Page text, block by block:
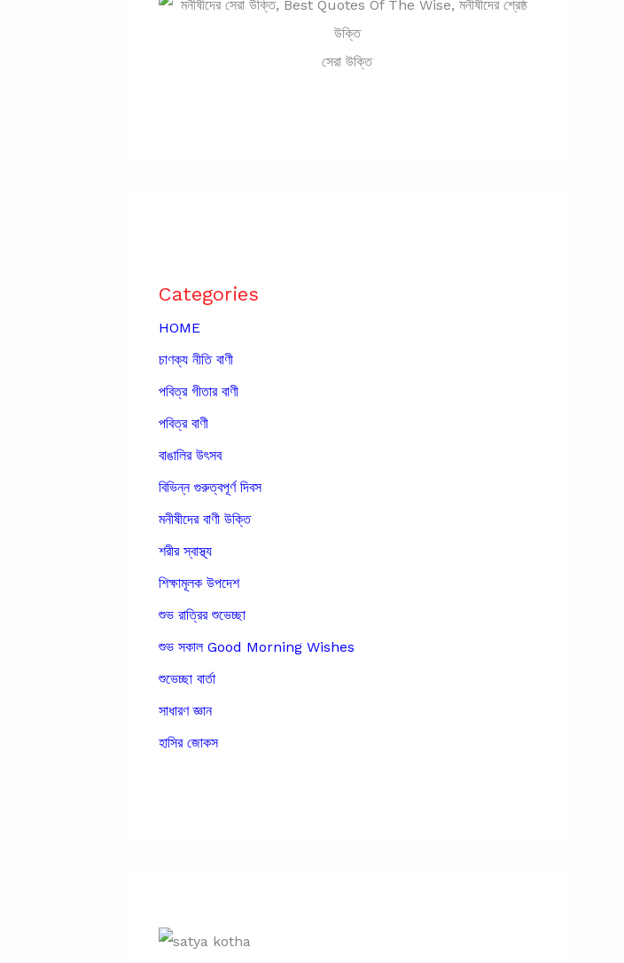
সেরা উক্তি
Categories
HOME
চাণক্য নীতি বাণী
পবিত্র গীতার বাণী
পবিত্র বাণী
বাঙালির উৎসব
বিভিন্ন গুরুত্বপূর্ণ দিবস
মনীষীদের বাণী উক্তি
শরীর স্বাস্থ্য
শিক্ষামূলক উপদেশ
শুভ রাত্রির শুভেচ্ছা
শুভ সকাল Good Morning Wishes
শুভেচ্ছা বার্তা
সাধারণ জ্ঞান
হাসির জোকস